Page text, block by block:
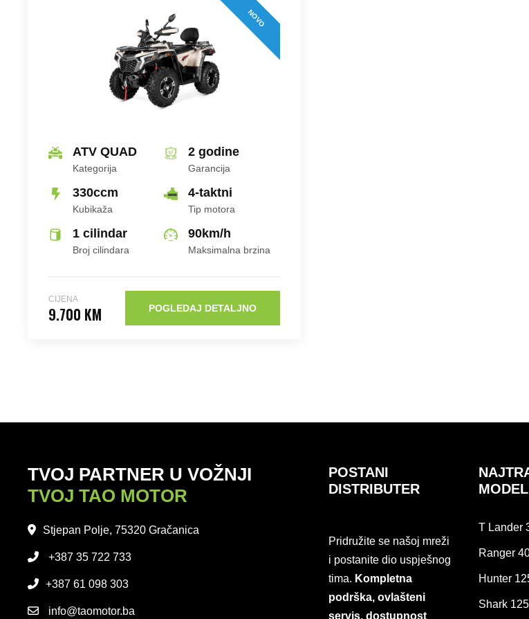
NOVO
ATV QUAD
Kategorija
2 godine
Garancija
330ccm
Kubikaža
4-taktni
Tip motora
1 cilindar
Broj cilindara
90km/h
Maksimalna brzina
CIJENA
9.700 KM POGLEDAJ DETALJNO
TVOJ PARTNER U VOŽNJI
TVOJ TAO MOTOR
Stjepan Polje, 75320 Gračanica
+387 35 722 733
+387 61 098 303
info@taomotor.ba
POSTANI
DISTRIBUTER
Pridružite se našoj mreži
i postanite dio uspješnog
tima. Kompletna
podrška, ovlašteni
servis, dostupnost
T Lander
Ranger
Hunter
Shark 125